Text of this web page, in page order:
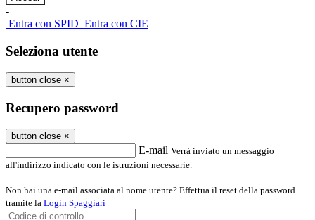
-
Entra con SPID Entra con CIE
Seleziona utente
button close ×
Recupero password
button close ×
E-mail Verrà inviato un messaggio
all'indirizzo indicato con le istruzioni necessarie.
Non hai una e-mail associata al nome utente? Effettua il reset della password
tramite la Login Spaggiari